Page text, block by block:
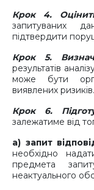
Крок 4.
запитуваних
підтвердити
Крок 5.
результатів
може бути
виявлених ризиків.
Крок 6.
залежатиме від
а) запит
необхідно
предмета
неактуального